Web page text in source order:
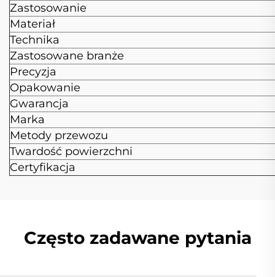
Zastosowanie
Materiał
Technika
Zastosowane branże
Precyzja
Opakowanie
Gwarancja
Marka
Metody przewozu
Twardość powierzchni
Certyfikacja
Często zadawane pytania